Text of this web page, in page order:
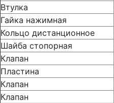
Втулка
Гайка нажимная
Кольцо дистанционное
Шайба стопорная
Клапан
Пластина
Клапан
Клапан